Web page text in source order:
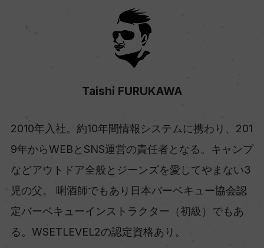
Taishi FURUKAWA
2010年入社。約10年間情報システムに携わり、201
9年からWEBとSNS運営の責任者となる。キャンプ
などアウトドア全般とジーンズを愛してやまない3
児の父。 唎酒師でもあり日本バーベキュー協会認
定バーベキューインストラクター（初級）でもあ
る。WSETLEVEL2の認定資格あり。